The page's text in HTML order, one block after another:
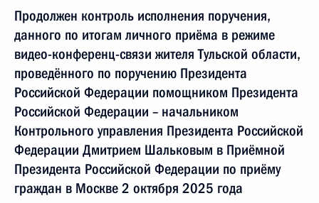
Продолжен контроль исполнения поручения,
данного по итогам личного приёма в режиме
видео-конференц-связи жителя Тульской области,
проведённого по поручению Президента
Российской Федерации помощником Президента
Российской Федерации – начальником
Контрольного управления Президента Российской
Федерации Дмитрием Шальковым в Приёмной
Президента Российской Федерации по приёму
граждан в Москве 2 октября 2025 года